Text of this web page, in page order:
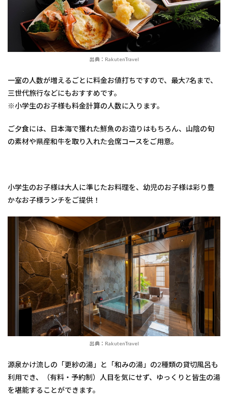
出典：RakutenTravel
一室の人数が増えるごとに料金お値打ちですので、最大7名まで、
三世代旅行などにもおすすめです。
※小学生のお子様も料金計算の人数に入ります。
ご夕食には、日本海で獲れた鮮魚のお造りはもちろん、山陰の旬
の素材や県産和牛を取り入れた会席コースをご用意。
小学生のお子様は大人に準じたお料理を、幼児のお子様は彩り豊
かなお子様ランチをご提供！
出典：RakutenTravel
源泉かけ流しの「更紗の湯」と「和みの湯」の2種類の貸切風呂も
利用でき、（有料・予約制）人目を気にせず、ゆっくりと皆生の湯
を堪能することができます。